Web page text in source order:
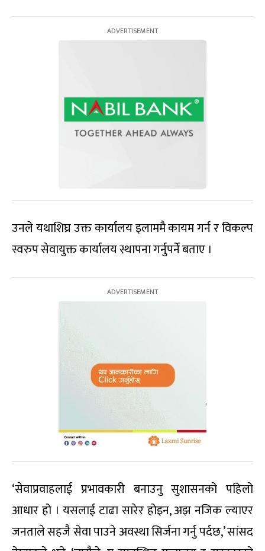
उनले यथाशिघ्र उक्त कार्यालय इलाममै कायम गर्न र विकल्प
स्वरुप सेवायुक्त कार्यालय स्थापना गर्नुपर्ने बताए ।
‘सेवाप्रवाहलाई प्रभावकारी बनाउनु सुशासनको पहिलो
आधार हो । यसलाई टाढा सारेर होइन, अझ नजिक ल्याएर
जनताले सहजै सेवा पाउने अवस्था सिर्जना गर्नु पर्दछ,’ सांसद